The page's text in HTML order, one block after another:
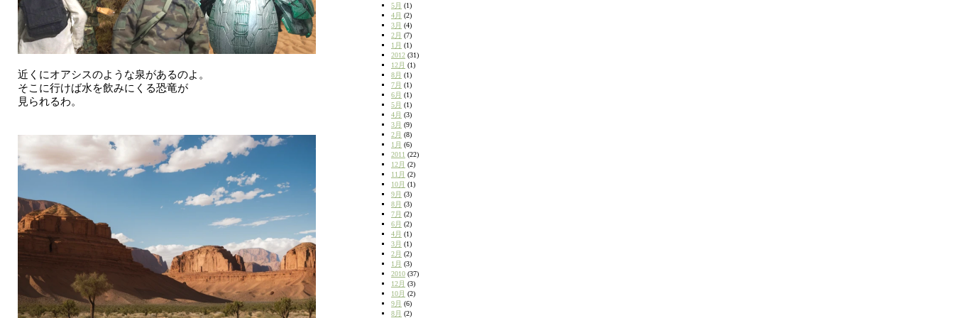
近くにオアシスのような泉があるのよ。
そこに行けば水を飲みにくる恐竜が
見られるわ。
5月 (1)
4月 (2)
3月 (4)
2月 (7)
1月 (1)
2012 (31)
12月 (1)
8月 (1)
7月 (1)
6月 (1)
5月 (1)
4月 (3)
3月 (9)
2月 (8)
1月 (6)
2011 (22)
12月 (2)
11月 (2)
10月 (1)
9月 (3)
8月 (3)
7月 (2)
6月 (2)
4月 (1)
3月 (1)
2月 (2)
1月 (3)
2010 (37)
12月 (3)
10月 (2)
9月 (6)
8月 (2)